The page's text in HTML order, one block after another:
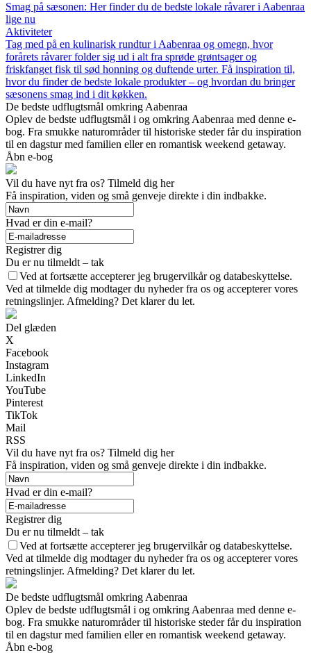
Smag på sæsonen: Her finder du de bedste lokale råvarer i Aabenraa
lige nu
Aktiviteter
Tag med på en kulinarisk rundtur i Aabenraa og omegn, hvor
forårets råvarer folder sig ud i alt fra sprøde grøntsager og
friskfanget fisk til sød honning og duftende urter. Få inspiration til,
hvor du finder de bedste lokale produkter – og hvordan du bringer
sæsonens smag ind i dit køkken.
De bedste udflugtsmål omkring Aabenraa
Oplev de bedste udflugtsmål i og omkring Aabenraa med denne e-
bog. Fra smukke naturområder til historiske steder får du inspiration
til en dagstur med familien eller en romantisk weekend getaway.
Åbn e-bog
Vil du have nyt fra os? Tilmeld dig her
Få inspiration, viden og små genveje direkte i din indbakke.
Hvad er din e-mail?
Registrer dig
Du er nu tilmeldt – tak
Ved at fortsætte accepterer jeg brugervilkår og databeskyttelse.
Ved at tilmelde dig modtager du nyheder fra os og accepterer vores
retningslinjer. Afmelding? Det klarer du let.
Del glæden
X
Facebook
Instagram
LinkedIn
YouTube
Pinterest
TikTok
Mail
RSS
Vil du have nyt fra os? Tilmeld dig her
Få inspiration, viden og små genveje direkte i din indbakke.
Hvad er din e-mail?
Registrer dig
Du er nu tilmeldt – tak
Ved at fortsætte accepterer jeg brugervilkår og databeskyttelse.
Ved at tilmelde dig modtager du nyheder fra os og accepterer vores
retningslinjer. Afmelding? Det klarer du let.
De bedste udflugtsmål omkring Aabenraa
Oplev de bedste udflugtsmål i og omkring Aabenraa med denne e-
bog. Fra smukke naturområder til historiske steder får du inspiration
til en dagstur med familien eller en romantisk weekend getaway.
Åbn e-bog